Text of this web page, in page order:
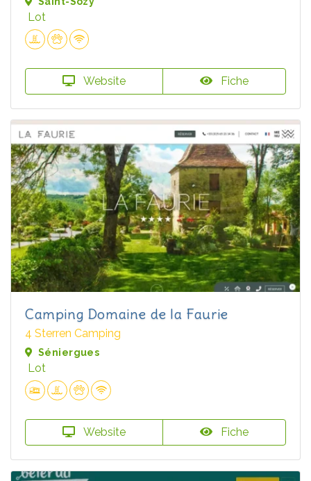
Lot
Website Fiche
Camping Domaine de la Faurie
4 Sterren Camping
Séniergues
Lot
Website Fiche